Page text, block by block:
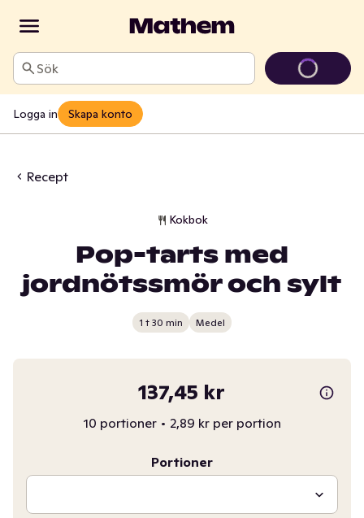
Sök
Logga in Skapa konto
Recept
Kokbok
Pop-tarts med
jordnötssmör och sylt
1 t 30 min Medel
137,45 kr
10 portioner • 2,89 kr per portion
Portioner